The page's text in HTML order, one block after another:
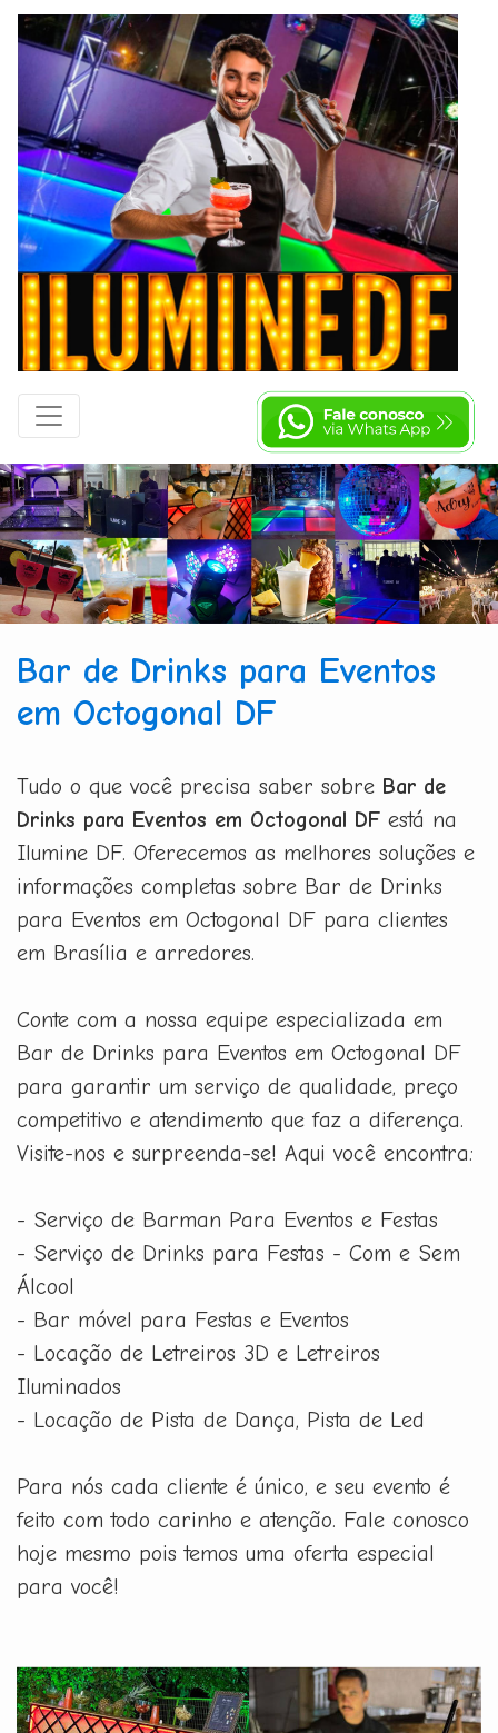
Bar de Drinks para Eventos
em Octogonal DF
Tudo o que você precisa saber sobre Bar de
Drinks para Eventos em Octogonal DF está na
Ilumine DF. Oferecemos as melhores soluções e
informações completas sobre Bar de Drinks
para Eventos em Octogonal DF para clientes
em Brasília e arredores.
Conte com a nossa equipe especializada em
Bar de Drinks para Eventos em Octogonal DF
para garantir um serviço de qualidade, preço
competitivo e atendimento que faz a diferença.
Visite-nos e surpreenda-se! Aqui você encontra:
- Serviço de Barman Para Eventos e Festas
- Serviço de Drinks para Festas - Com e Sem
Álcool
- Bar móvel para Festas e Eventos
- Locação de Letreiros 3D e Letreiros
Iluminados
- Locação de Pista de Dança, Pista de Led
Para nós cada cliente é único, e seu evento é
feito com todo carinho e atenção. Fale conosco
hoje mesmo pois temos uma oferta especial
para você!